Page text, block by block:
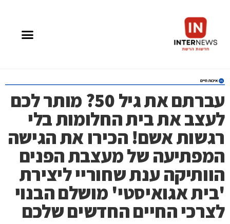
עברתם את גיל 50? מותר לכם
לעצב את בית החלומות בלי
רגשות אשם! הכירו את הגישה
המפתיעה של מעצבת הפנים
הוותיקה ענת שחוריי ליצירת
'בית אגואיסטי' מושלם הבנוי
לצרכי החיים החדשים שלכם